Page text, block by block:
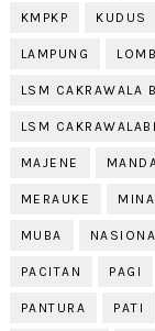
KMPKP KUDUS
LAMPUNG
LSM CAKRAWALA
LSM
MAJENE
MERAUKE
MUBA
PACITAN PAGI
PANTURA PATI